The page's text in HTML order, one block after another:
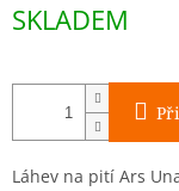
cena:
SKLADEM
Láhev na pití Ars